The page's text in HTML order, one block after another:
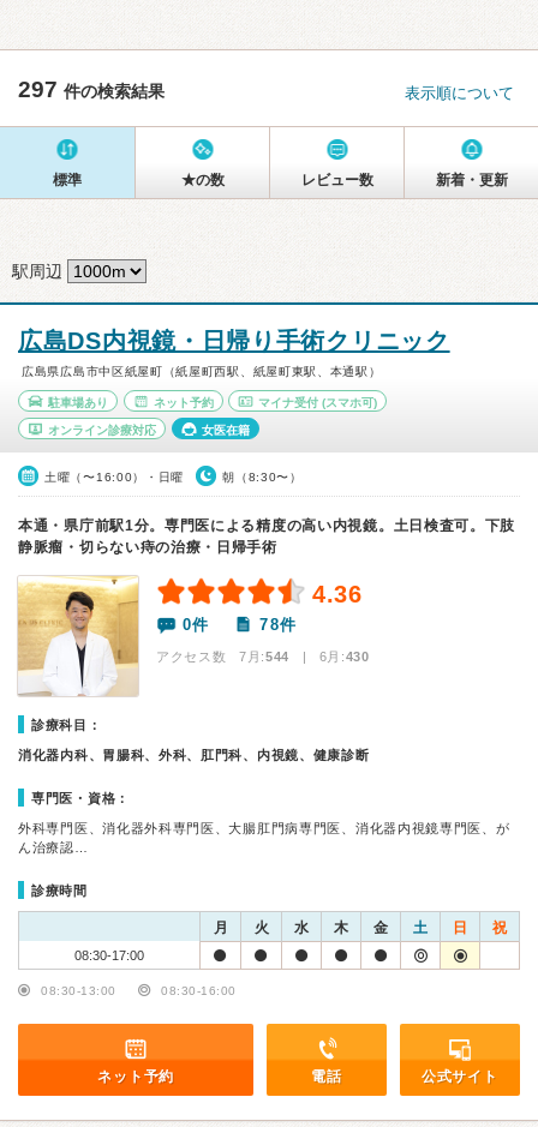
297 件の検索結果 表示順について
標準 ★の数 レビュー数 新着・更新
駅周辺
広島DS内視鏡・日帰り手術クリニック
広島県広島市中区紙屋町（紙屋町西駅、紙屋町東駅、本通駅）
駐車場あり ネット予約 マイナ受付 (スマホ可)
オンライン診療対応 女医在籍
土曜（〜16:00）・日曜 朝（8:30〜）
本通・県庁前駅1分。専門医による精度の高い内視鏡。土日検査可。下肢
静脈瘤・切らない痔の治療・日帰手術
4.36
0件 78件
アクセス数 7月:544 | 6月:430
診療科目：
消化器内科、胃腸科、外科、肛門科、内視鏡、健康診断
専門医・資格：
外科専門医、消化器外科専門医、大腸肛門病専門医、消化器内視鏡専門医、が
ん治療認…
診療時間
月 火 水 木 金 土 日 祝
08:30-17:00
08:30-13:00 08:30-16:00
ネット予約 電話 公式サイト